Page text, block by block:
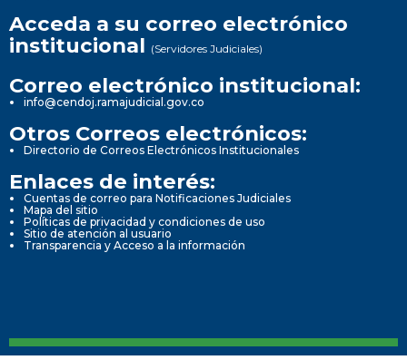
Acceda a su correo electrónico
institucional (Servidores Judiciales)
Correo electrónico institucional:
info@cendoj.ramajudicial.gov.co
Otros Correos electrónicos:
Directorio de Correos Electrónicos Institucionales
Enlaces de interés:
Cuentas de correo para Notificaciones Judiciales
Mapa del sitio
Políticas de privacidad y condiciones de uso
Sitio de atención al usuario
Transparencia y Acceso a la información